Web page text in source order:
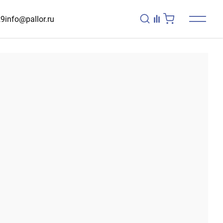
info@pallor.ru